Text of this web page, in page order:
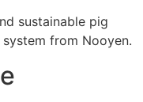
sustainable pig
from Nooyen.